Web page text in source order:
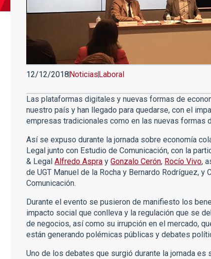
12/12/2018NoticiasLaboral
Las plataformas digitales y nuevas formas de
nuestro país y han llegado para quedarse, con el
empresas tradicionales como en las nuevas formas
Así se expuso durante la jornada sobre economía
Legal junto con Estudio de Comunicación, con la
& LegalAlfredo Aspra yGonzalo Cerón, Rocío Vivo,
de UGT Manuel de la Rocha y Bernardo Rodríguez, y
Comunicación.
Durante el evento se pusieron de manifiesto los
impacto social que conlleva y la regulación que se
de negocios, así como su irrupción en el mercado,
están generando polémicas públicas y debates
Uno de los debates que surgió durante la jornada